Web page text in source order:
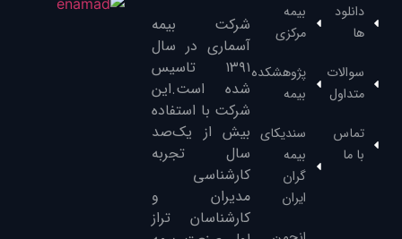
دانلود
ها
سوالات
متداول
تماس
با ما
بیمه
مرکزی
پژوهشکده
بیمه
سندیکای
بیمه
گران
ایران
شرکت بیمه
آسماری در سال
۱۳۹۱‌ تاسیس
شده است.این
شرکت با استفاده
بیش از یک‌صد
سال تجربه
کارشناسی
مدیران و
کارشناسان تراز